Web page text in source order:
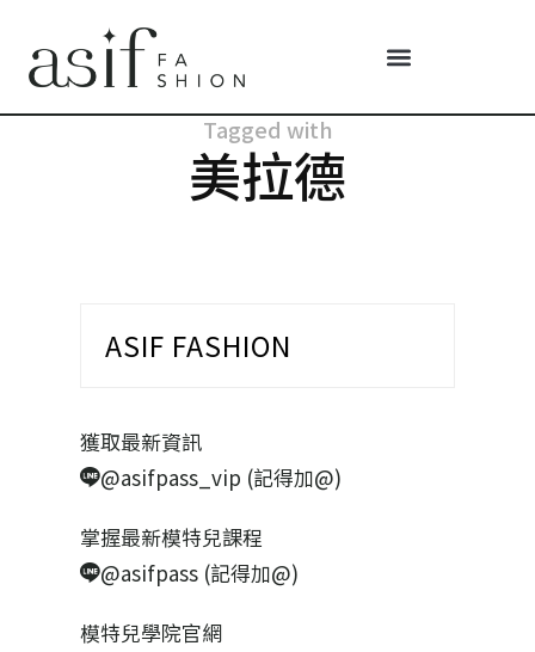
Tagged with
美拉德
ASIF FASHION
獲取最新資訊
@asifpass_vip (記得加@)
掌握最新模特兒課程
@asifpass (記得加@)
模特兒學院官網